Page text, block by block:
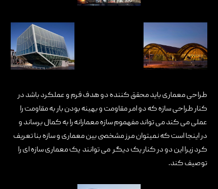
طراحی معماری باید محقق کننده دو هدف فرم و عملکرد باشد در
کنار طراحی سازه که دو امر مقاومت و بهینه بودن بار به مقاومت را
عملی می کند می تواند مفهموم سازه معمارانه را به کمال برساند و
در اینجا است که نمیتوان مرز مشخصی بین معماری و سازه بنا تعریف
کرد زیرا این دو در کنار یک دیگر می توانند یک معماری سازه ای را
توصیف کند.